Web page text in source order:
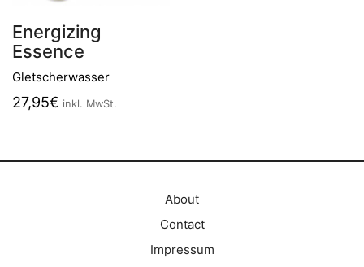
Energizing
Essence
Gletscherwasser
27,95€ inkl. MwSt.
About
Contact
Impressum